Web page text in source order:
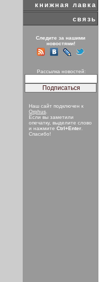
книжная лавка
связь
Следите за нашими
новостями!
Рассылка новостей:
Наш сайт подключен к
Orphus
Если вы заметили
опечатку, выделите слово
и нажмите Ctrl+Enter
Спасибо!